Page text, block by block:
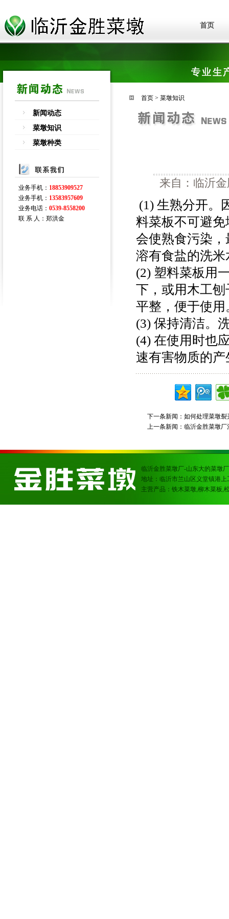
首页
新闻动态
菜墩知识
菜墩种类
业务手机： 18853909527
业务手机： 13583957609
业务电话： 0539-8558200
联 系 人：郑洪金
首页> 菜墩知识
来自：临沂
(1) 生熟分开。
料菜板不可避
会使熟食污染
溶有食盐的洗
(2) 塑料菜板用
下，或用木工
平整，便于使用
(3) 保持清洁。
(4) 在使用时也
速有害物质的
下一条新闻： 如何处理菜墩裂
上一条新闻： 临沂金胜菜墩厂
临沂金胜菜墩厂-山东大的菜墩
地址：临沂市兰山区义堂镇港上
主营产品：铁木菜墩,柳木菜板,